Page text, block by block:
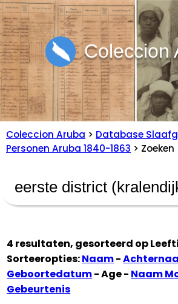
Coleccion
Coleccion Aruba > Database
Personen Aruba 1840-1863 > Zoeken
4 resultaten, gesorteerd op
Sorteeropties:Naam-
Geboortedatum- Age - Naam
Gebeurtenis